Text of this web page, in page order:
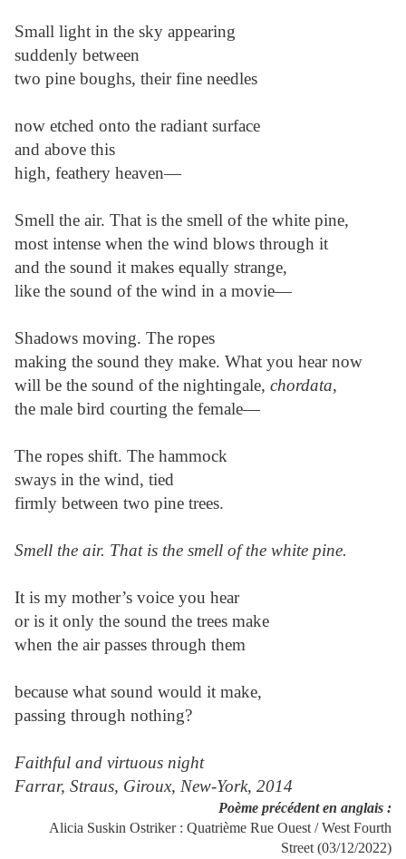
Small light in the sky appearing
suddenly between
two pine boughs, their fine needles
now etched onto the radiant surface
and above this
high, feathery heaven—
Smell the air. That is the smell of the white pine,
most intense when the wind blows through it
and the sound it makes equally strange,
like the sound of the wind in a movie—
Shadows moving. The ropes
making the sound they make. What you hear now
will be the sound of the nightingale, chordata,
the male bird courting the female—
The ropes shift. The hammock
sways in the wind, tied
firmly between two pine trees.
Smell the air. That is the smell of the white pine.
It is my mother’s voice you hear
or is it only the sound the trees make
when the air passes through them
because what sound would it make,
passing through nothing?
Faithful and virtuous night
Farrar, Straus, Giroux, New-York, 2014
Poème précédent en anglais :
Alicia Suskin Ostriker : Quatrième Rue Ouest / West Fourth
Street (03/12/2022)